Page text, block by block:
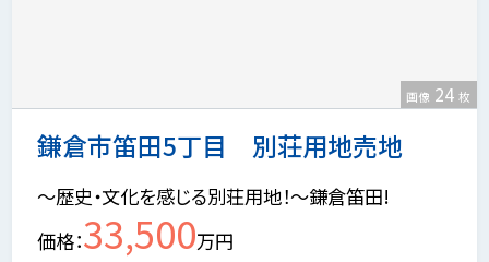
鎌倉市笛田5丁目 別荘用地売地
画像 24 枚
～歴史・文化を感じる別荘用地！～鎌倉笛田!
価格 33,500万円